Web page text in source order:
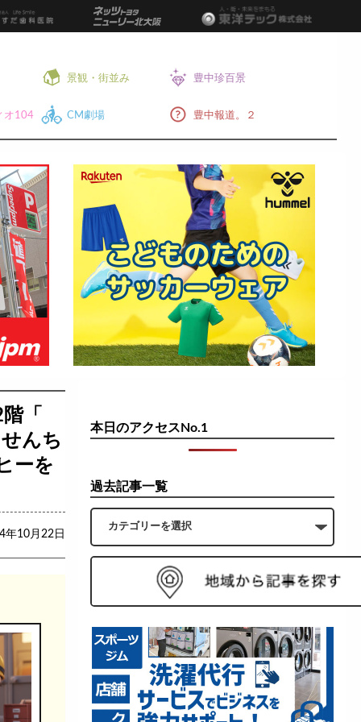
景観・街並み 豊中珍百景
オ104 CM劇場 豊中報道。２
「
んち
ーを
年10月22日
本日のアクセスNo.1
過去記事一覧